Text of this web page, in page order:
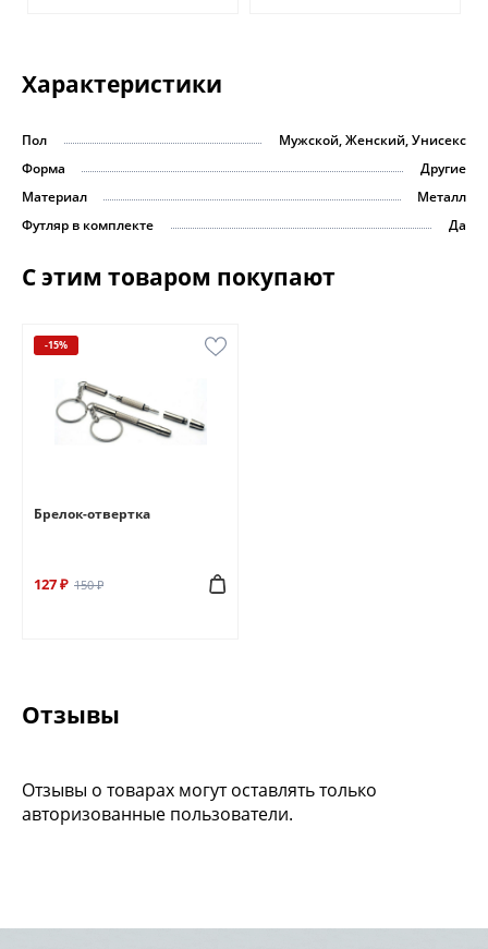
Характеристики
Пол
Мужской, Женский, Унисекс
Форма
Другие
Материал
Металл
Футляр в комплекте
Да
С этим товаром покупают
-15%
Брелок-отвертка
127 ₽ 150 ₽
Отзывы
Отзывы о товарах могут оставлять только
авторизованные пользователи.